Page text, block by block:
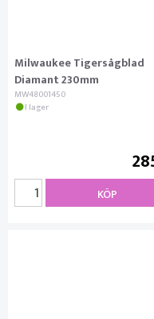
Milwaukee Tigersågblad
Diamant 230mm
MW48001450
I lager
KÖP